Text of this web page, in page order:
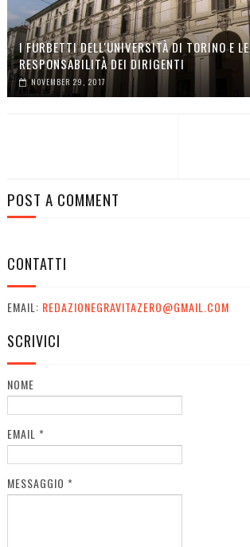
I FURBETTI DELL'UNIVERSITÀ DI TORINO E LE
RESPONSABILITÀ DEI DIRIGENTI
NOVEMBER 29, 2017
POST A COMMENT
CONTATTI
EMAIL: REDAZIONEGRAVITAZERO@GMAIL.COM
SCRIVICI
NOME
EMAIL *
MESSAGGIO *